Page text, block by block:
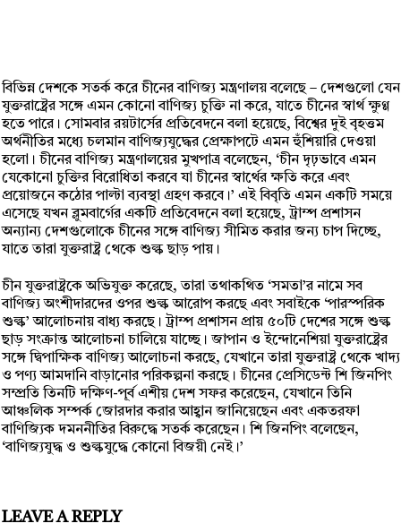
বিভিন্ন দেশকে সতর্ক করে চীনের বাণিজ্য মন্ত্রণালয় বলেছে – দেশগুলো যেন
যুক্তরাষ্ট্রের সঙ্গে এমন কোনো বাণিজ্য চুক্তি না করে, যাতে চীনের স্বার্থ ক্ষুণ্ণ
হতে পারে। সোমবার রয়টার্সের প্রতিবেদনে বলা হয়েছে, বিশ্বের দুই বৃহত্তম
অর্থনীতির মধ্যে চলমান বাণিজ্যযুদ্ধের প্রেক্ষাপটে এমন হুঁশিয়ারি দেওয়া
হলো। চীনের বাণিজ্য মন্ত্রণালয়ের মুখপাত্র বলেছেন, ‘চীন দৃঢ়ভাবে এমন
যেকোনো চুক্তির বিরোধিতা করবে যা চীনের স্বার্থের ক্ষতি করে এবং
প্রয়োজনে কঠোর পাল্টা ব্যবস্থা গ্রহণ করবে।’ এই বিবৃতি এমন একটি সময়ে
এসেছে যখন ব্লুমবার্গের একটি প্রতিবেদনে বলা হয়েছে, ট্রাম্প প্রশাসন
অন্যান্য দেশগুলোকে চীনের সঙ্গে বাণিজ্য সীমিত করার জন্য চাপ দিচ্ছে,
যাতে তারা যুক্তরাষ্ট্র থেকে শুল্ক ছাড় পায়।
চীন যুক্তরাষ্ট্রকে অভিযুক্ত করেছে, তারা তথাকথিত ‘সমতা’র নামে সব
বাণিজ্য অংশীদারদের ওপর শুল্ক আরোপ করছে এবং সবাইকে ‘পারস্পরিক
শুল্ক’ আলোচনায় বাধ্য করছে। ট্রাম্প প্রশাসন প্রায় ৫০টি দেশের সঙ্গে শুল্ক
ছাড় সংক্রান্ত আলোচনা চালিয়ে যাচ্ছে। জাপান ও ইন্দোনেশিয়া যুক্তরাষ্ট্রের
সঙ্গে দ্বিপাক্ষিক বাণিজ্য আলোচনা করছে, যেখানে তারা যুক্তরাষ্ট্র থেকে খাদ্য
ও পণ্য আমদানি বাড়ানোর পরিকল্পনা করছে। চীনের প্রেসিডেন্ট শি জিনপিং
সম্প্রতি তিনটি দক্ষিণ-পূর্ব এশীয় দেশ সফর করেছেন, যেখানে তিনি
আঞ্চলিক সম্পর্ক জোরদার করার আহ্বান জানিয়েছেন এবং একতরফা
বাণিজ্যিক দমননীতির বিরুদ্ধে সতর্ক করেছেন। শি জিনপিং বলেছেন,
‘বাণিজ্যযুদ্ধ ও শুল্কযুদ্ধে কোনো বিজয়ী নেই।’
LEAVE A REPLY